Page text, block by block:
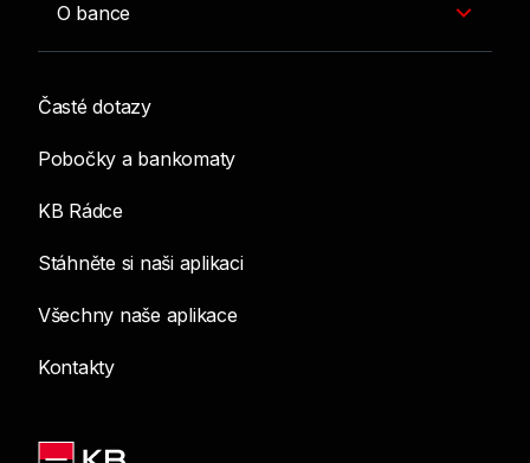
O bance
Časté dotazy
Pobočky a bankomaty
KB Rádce
Stáhněte si naši aplikaci
Všechny naše aplikace
Kontakty